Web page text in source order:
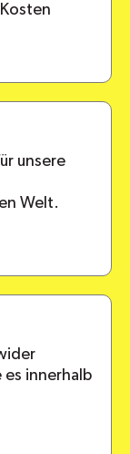
unsere
Welt.
es innerhalb